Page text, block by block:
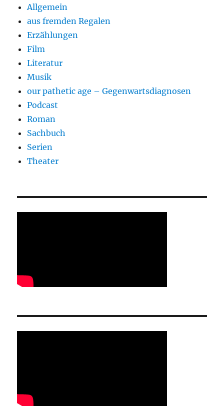
Allgemein
aus fremden Regalen
Erzählungen
Film
Literatur
Musik
our pathetic age – Gegenwartsdiagnosen
Podcast
Roman
Sachbuch
Serien
Theater